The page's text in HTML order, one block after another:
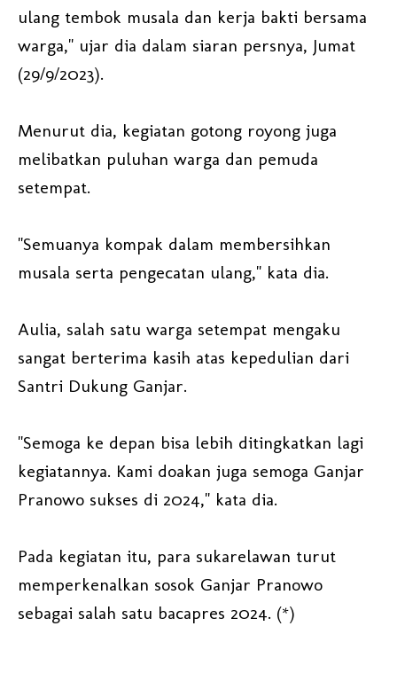
ulang tembok musala dan kerja bakti bersama
warga," ujar dia dalam siaran persnya, Jumat
(29/9/2023).
Menurut dia, kegiatan gotong royong juga
melibatkan puluhan warga dan pemuda
setempat.
"Semuanya kompak dalam membersihkan
musala serta pengecatan ulang," kata dia.
Aulia, salah satu warga setempat mengaku
sangat berterima kasih atas kepedulian dari
Santri Dukung Ganjar.
"Semoga ke depan bisa lebih ditingkatkan lagi
kegiatannya. Kami doakan juga semoga Ganjar
Pranowo sukses di 2024," kata dia.
Pada kegiatan itu, para sukarelawan turut
memperkenalkan sosok Ganjar Pranowo
sebagai salah satu bacapres 2024. (*)